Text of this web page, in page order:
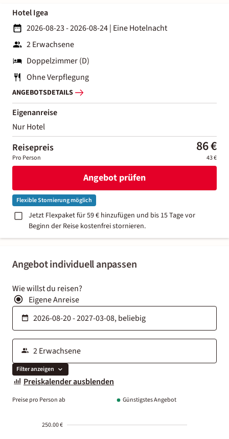
Angebot individuell anpassen
Wie willst du reisen?
Eigene Anreise
Filter anzeigen
Preiskalender ausblenden
Preise pro Person ab Günstigstes Angebot
250.00 €
Hotel Igea
2026-08-23 - 2026-08-24| Eine Hotelnacht
2 Erwachsene
Doppelzimmer (D)
Ohne Verpflegung
ANGEBOTSDETAILS
Eigenanreise
Nur Hotel
Reisepreis 86 €
Pro Person 43 €
Angebot prüfen
Flexible Stornierung möglich
Jetzt Flexpaket für 59 € hinzufügen und bis 15 Tage vor
Beginn der Reise kostenfrei stornieren.